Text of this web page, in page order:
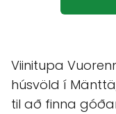
Viinitupa
húsvöld í
til að finna